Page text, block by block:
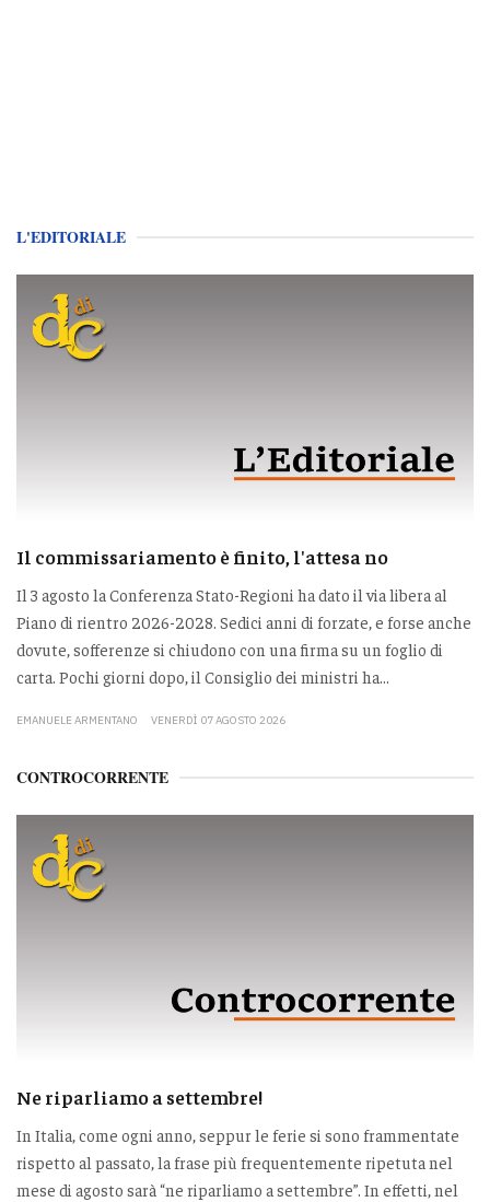
L'EDITORIALE
Il commissariamento è finito, l'attesa no
Il 3 agosto la Conferenza Stato-Regioni ha dato il via libera al
Piano di rientro 2026-2028. Sedici anni di forzate, e forse anche
dovute, sofferenze si chiudono con una firma su un foglio di
carta. Pochi giorni dopo, il Consiglio dei ministri ha...
EMANUELE ARMENTANO VENERDÌ 07 AGOSTO 2026
CONTROCORRENTE
Ne riparliamo a settembre!
In Italia, come ogni anno, seppur le ferie si sono frammentate
rispetto al passato, la frase più frequentemente ripetuta nel
mese di agosto sarà “ne riparliamo a settembre”. In effetti, nel